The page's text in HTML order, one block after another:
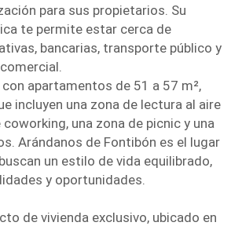
para sus propietarios. Su
te permite estar cerca de
bancarias, transporte público y
apartamentos de 51 a 57 m²,
incluyen una zona de lectura al aire
coworking, una zona de picnic y una
Arándanos de Fontibón es el lugar
un estilo de vida equilibrado,
y oportunidades.
de vivienda exclusivo, ubicado en